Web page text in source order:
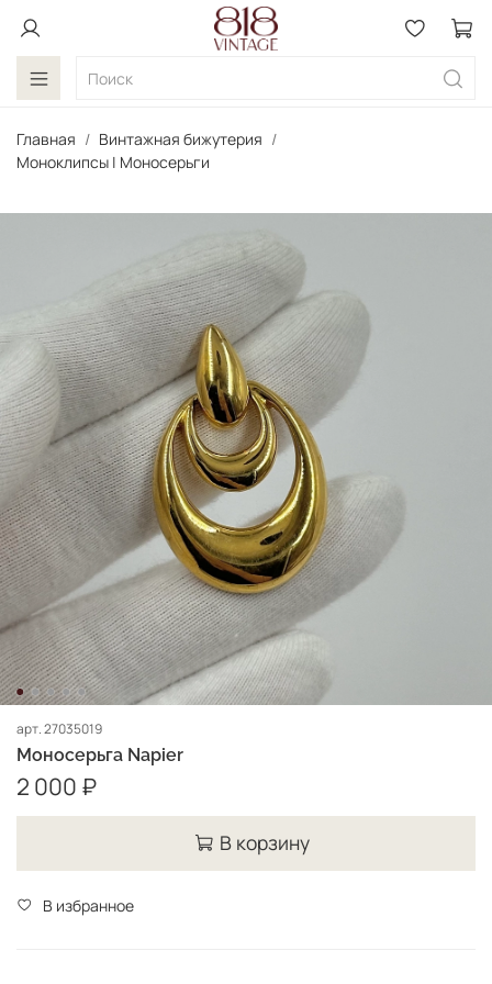
Главная
Винтажная бижутерия
Моноклипсы | Моносерьги
арт.27035019
Моносерьга Napier
2 000 ₽
В корзину
В избранное